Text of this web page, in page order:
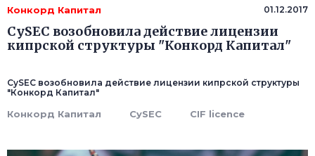
Конкорд Капитал 01.12.2017
CySEC возобновила действие лицензии
кипрской структуры "Конкорд Капитал"
CySEC возобновила действие лицензии кипрской структуры
"Конкорд Капитал"
Конкорд Капитал CySEC CIF licence